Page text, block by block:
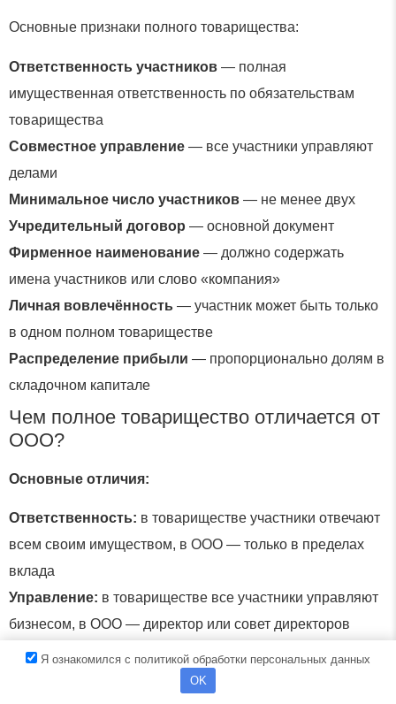
Основные признаки полного товарищества:
Ответственность участников — полная
имущественная ответственность по обязательствам
товарищества
Совместное управление — все участники управляют
делами
Минимальное число участников — не менее двух
Учредительный договор — основной документ
Фирменное наименование — должно содержать
имена участников или слово «компания»
Личная вовлечённость — участник может быть только
в одном полном товариществе
Распределение прибыли — пропорционально долям в
складочном капитале
Чем полное товарищество отличается от
ООО?
Основные отличия:
Ответственность: в товариществе участники отвечают
всем своим имуществом, в ООО — только в пределах
вклада
Управление: в товариществе все участники управляют
бизнесом, в ООО — директор или совет директоров
Участники:
компании, в ООО — любые физлица и юрлица
Я ознакомился с политикой обработки персональных данных
OK